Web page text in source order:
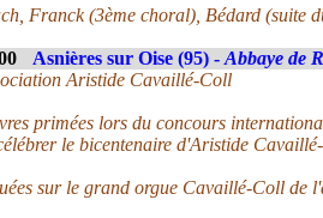
Franck (3ème choral), Bédard (suite
Asnières sur Oise (95) - Abbaye de
Aristide Cavaillé-Coll
primées lors du concours
le bicentenaire d'Aristide
sur le grand orgue Cavaillé-Coll de